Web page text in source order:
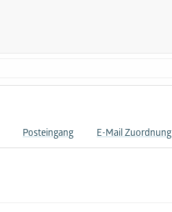
Posteingang E-Mail Zuordnung